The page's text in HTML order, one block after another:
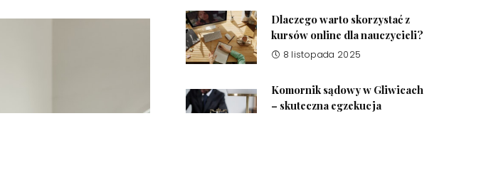
Dlaczego warto skorzystać z
kursów online dla nauczycieli?
8 listopada 2025
Komornik sądowy w Gliwicach
– skuteczna egzekucja